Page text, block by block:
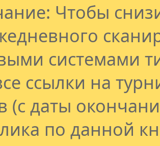
Чтобы
системами
ссылки на
(с даты
по данной